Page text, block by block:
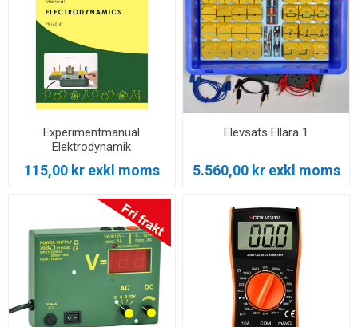
Experimentmanual
Elektrodynamik
115,00 kr exkl moms
Elevsats Ellära 1
5.560,00 kr exkl moms